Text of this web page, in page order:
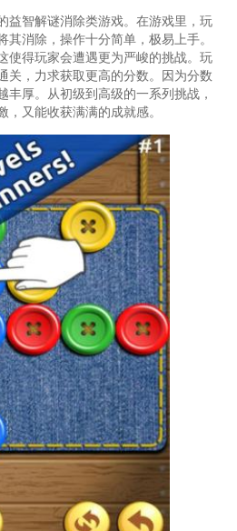
益智解谜消除类游戏。在游戏里，玩
消除，操作十分简单，极易上手。
使得玩家会遭遇更为严峻的挑战。玩
关，力求获取更高的分数。因为分数
丰厚。从初级到高级的一系列挑战，
又能收获满满的成就感。